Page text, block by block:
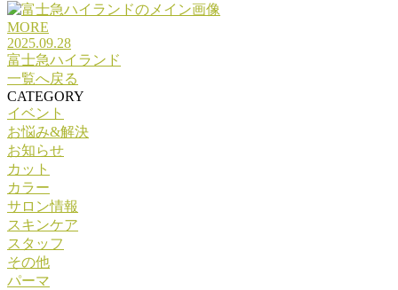
MORE
2025.09.28
富士急ハイランド
一覧へ戻る
CATEGORY
イベント
お悩み&解決
お知らせ
カット
カラー
サロン情報
スキンケア
スタッフ
その他
パーマ